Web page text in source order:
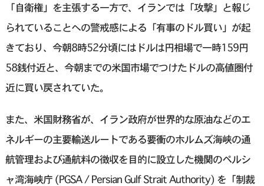
「自衛権」を主張する一方で、イランでは「攻撃」と報じ
られていることへの警戒感による「有事のドル買い」が起
きており、今朝8時52分頃にはドルは円相場で一時159円
58銭付近と、今朝までの米国市場でつけたドルの高値圏付
近に買い戻されていた。
また、米国財務省が、イラン政府が世界的な原油などのエ
ネルギーの主要輸送ルートである要衝のホルムズ海峡の通
航管理および通航料の徴収を目的に設立した機関のペルシ
ャ湾海峡庁 (PGSA / Persian Gulf Strait Authority) を「制裁